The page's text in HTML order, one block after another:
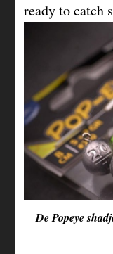
ready to catch
De Popeye